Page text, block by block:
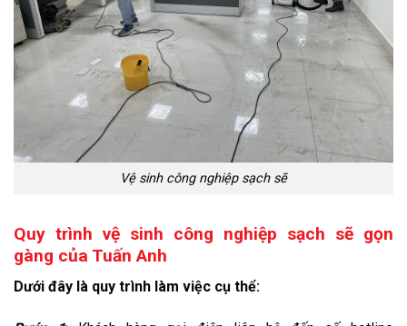
Vệ sinh công nghiệp sạch sẽ
Quy trình vệ sinh công nghiệp sạch sẽ gọn
gàng của Tuấn Anh
Dưới đây là quy trình làm việc cụ thể: